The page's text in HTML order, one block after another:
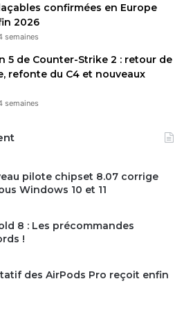
confirmées en Europe
2026
semaines
5 de Counter-Strike 2 : retour de
refonte du C4 et nouveaux
semaines
pilote chipset 8.07 corrige
Windows 10 et 11
8 : Les précommandes
!
des AirPods Pro reçoit enfin